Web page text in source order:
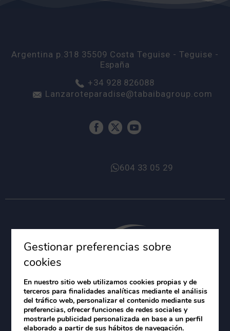
Argentina p.318 35509 Costa Teguise - Teguise -
España
+34 928 826088
Lanzaroteparadise@tabaibagroup.com
604 33 05 29
Villas Blancas Lanzarote
Hotel Tabaiba Lanzarote
Gestionar preferencias sobre
cookies
En nuestro sitio web utilizamos cookies propias y de
terceros para finalidades analíticas mediante el análisis
del tráfico web, personalizar el contenido mediante sus
preferencias, ofrecer funciones de redes sociales y
mostrarle publicidad personalizada en base a un perfil
elaborado a partir de sus hábitos de navegación.